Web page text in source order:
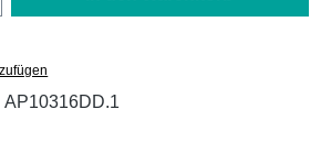
AP10316DD.1